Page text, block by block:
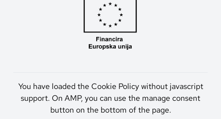
You have loaded the Cookie Policy without javascript
support. On AMP, you can use the manage consent
button on the bottom of the page.